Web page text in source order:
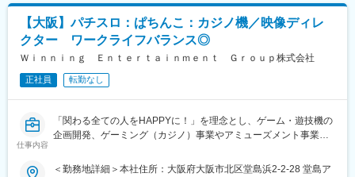
・MA/CRMなどのツールの設計・構築・運用
■利用システム
Zoho
■補足
ご入社後は、イベント（主にオフライン）の企画・運営を中心に
ご担当いただく予定です。
その後は、ご本人のご志向やスキル・経験に応じて、他のマーケ
ティング施策（コンテンツ制作、ウェビナー、ナーチャリング、
展示会やオフラインのイベント開催時は、地方出張の可能性があ
【大阪】パチスロ：ぱちんこ：カジノ機／映像ディレ
クター ワークライフバランス◎
Ｗｉｎｎｉｎｇ Ｅｎｔｅｒｔａｉｎｍｅｎｔ Ｇｒｏｕｐ株式会社
正社員 転勤なし
仕事内容
「関わる全ての人をHAPPYに！」を理念とし、ゲーム・遊技機の
企画開発、ゲーミング（カジノ）事業やアミューズメント事業を
て業務に携わっていただきます。
＜勤務地詳細＞本社住所：大阪府大阪市北区堂島浜2-2-28 堂島ア